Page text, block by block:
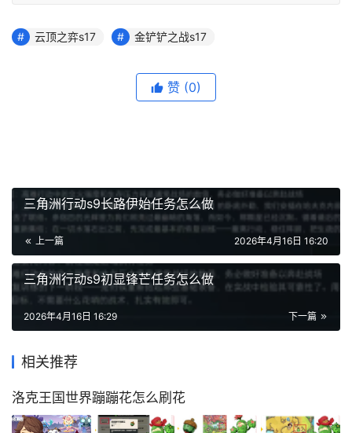
云顶之弈s17 金铲铲之战s17
赞 (0)
三角洲行动s9长路伊始任务怎么做
上一篇 2026年4月16日 16:20
三角洲行动s9初显锋芒任务怎么做
下一篇
2026年4月16日 16:29
相关推荐
洛克王国世界蹦蹦花怎么刷花